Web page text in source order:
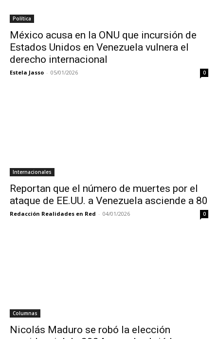
Política
México acusa en la ONU que incursión de
Estados Unidos en Venezuela vulnera el
derecho internacional
Estela Jasso - 05/01/2026 0
Internacionales
Reportan que el número de muertes por el
ataque de EE.UU. a Venezuela asciende a 80
Redacción Realidades en Red - 04/01/2026 0
Columnas
Nicolás Maduro se robó la elección